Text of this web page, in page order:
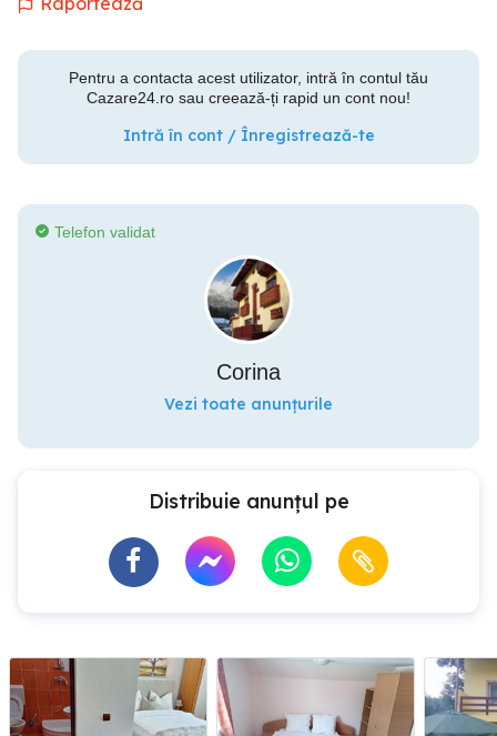
Pentru a contacta acest utilizator, intră în contul tău
Cazare24.ro sau creează-ți rapid un cont nou!
Intră în cont / Înregistrează-te
Telefon validat
Corina
Vezi toate anunțurile
Distribuie anunțul pe